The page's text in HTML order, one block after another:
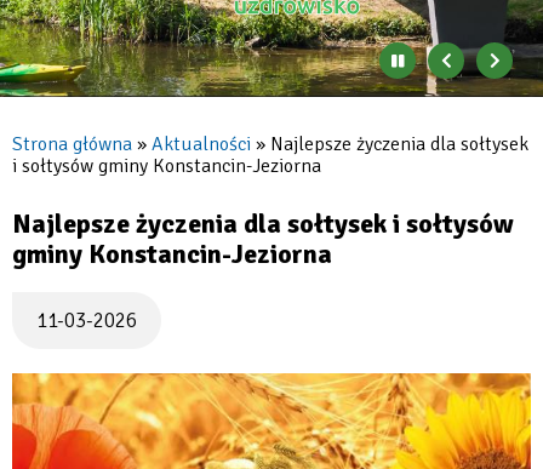
Zatrzymaj
automatyczne
się
banerów
Poprzedni
bannerbaner
Ścieżka
Strona główna Aktualności
Najlepsze życzenia dla sołtysek
i sołtysów gminy Konstancin-Jeziorna
Najlepsze życzenia dla sołtysek i sołtysów
gminy Konstancin-Jeziorna
11-03-2026